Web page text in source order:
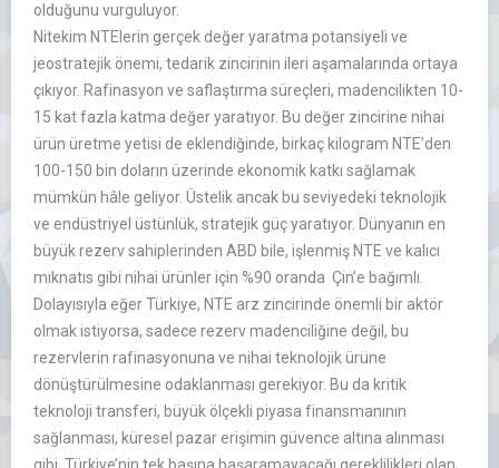
olduğunu vurguluyor.
Nitekim NTElerin gerçek değer yaratma potansiyeli ve
jeostratejik önemi, tedarik zincirinin ileri aşamalarında ortaya
çıkıyor. Rafinasyon ve saflaştırma süreçleri, madencilikten 10-
15 kat fazla katma değer yaratıyor. Bu değer zincirine nihai
ürün üretme yetisi de eklendiğinde, birkaç kilogram NTE’den
100-150 bin doların üzerinde ekonomik katkı sağlamak
mümkün hâle geliyor. Üstelik ancak bu seviyedeki teknolojik
ve endüstriyel üstünlük, stratejik güç yaratıyor. Dünyanın en
büyük rezerv sahiplerinden ABD bile, işlenmiş NTE ve kalıcı
mıknatıs gibi nihai ürünler için %90 oranda Çin’e bağımlı.
Dolayısıyla eğer Türkiye, NTE arz zincirinde önemli bir aktör
olmak istiyorsa, sadece rezerv madenciliğine değil, bu
rezervlerin rafinasyonuna ve nihai teknolojik ürüne
dönüştürülmesine odaklanması gerekiyor. Bu da kritik
teknoloji transferi, büyük ölçekli piyasa finansmanının
sağlanması, küresel pazar erişimin güvence altına alınması